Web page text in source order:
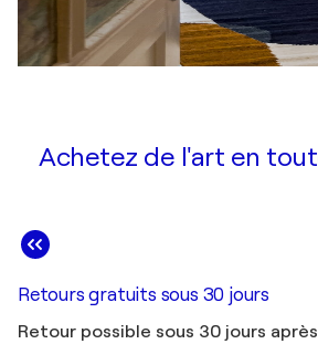
Achetez de l'art en
Retours gratuits sous 30 jours
Retour possible sous 30 jours